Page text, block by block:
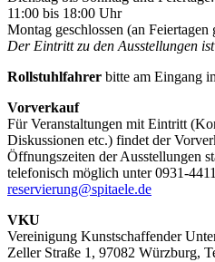
11:00 bis 18:00 Uhr
Montag geschlossen (an Feiertagen
Der Eintritt zu den Ausstellungen
Rollstuhlfahrer bitte am Eingang
Vorverkauf
Für Veranstaltungen mit Eintritt
Diskussionen etc.) findet der
Öffnungszeiten der Ausstellungen
telefonisch möglich unter 0931-
reservierung@spitaele.de
VKU
Vereinigung Kunstschaffender
Zeller Straße 1, 97082 Würzburg,